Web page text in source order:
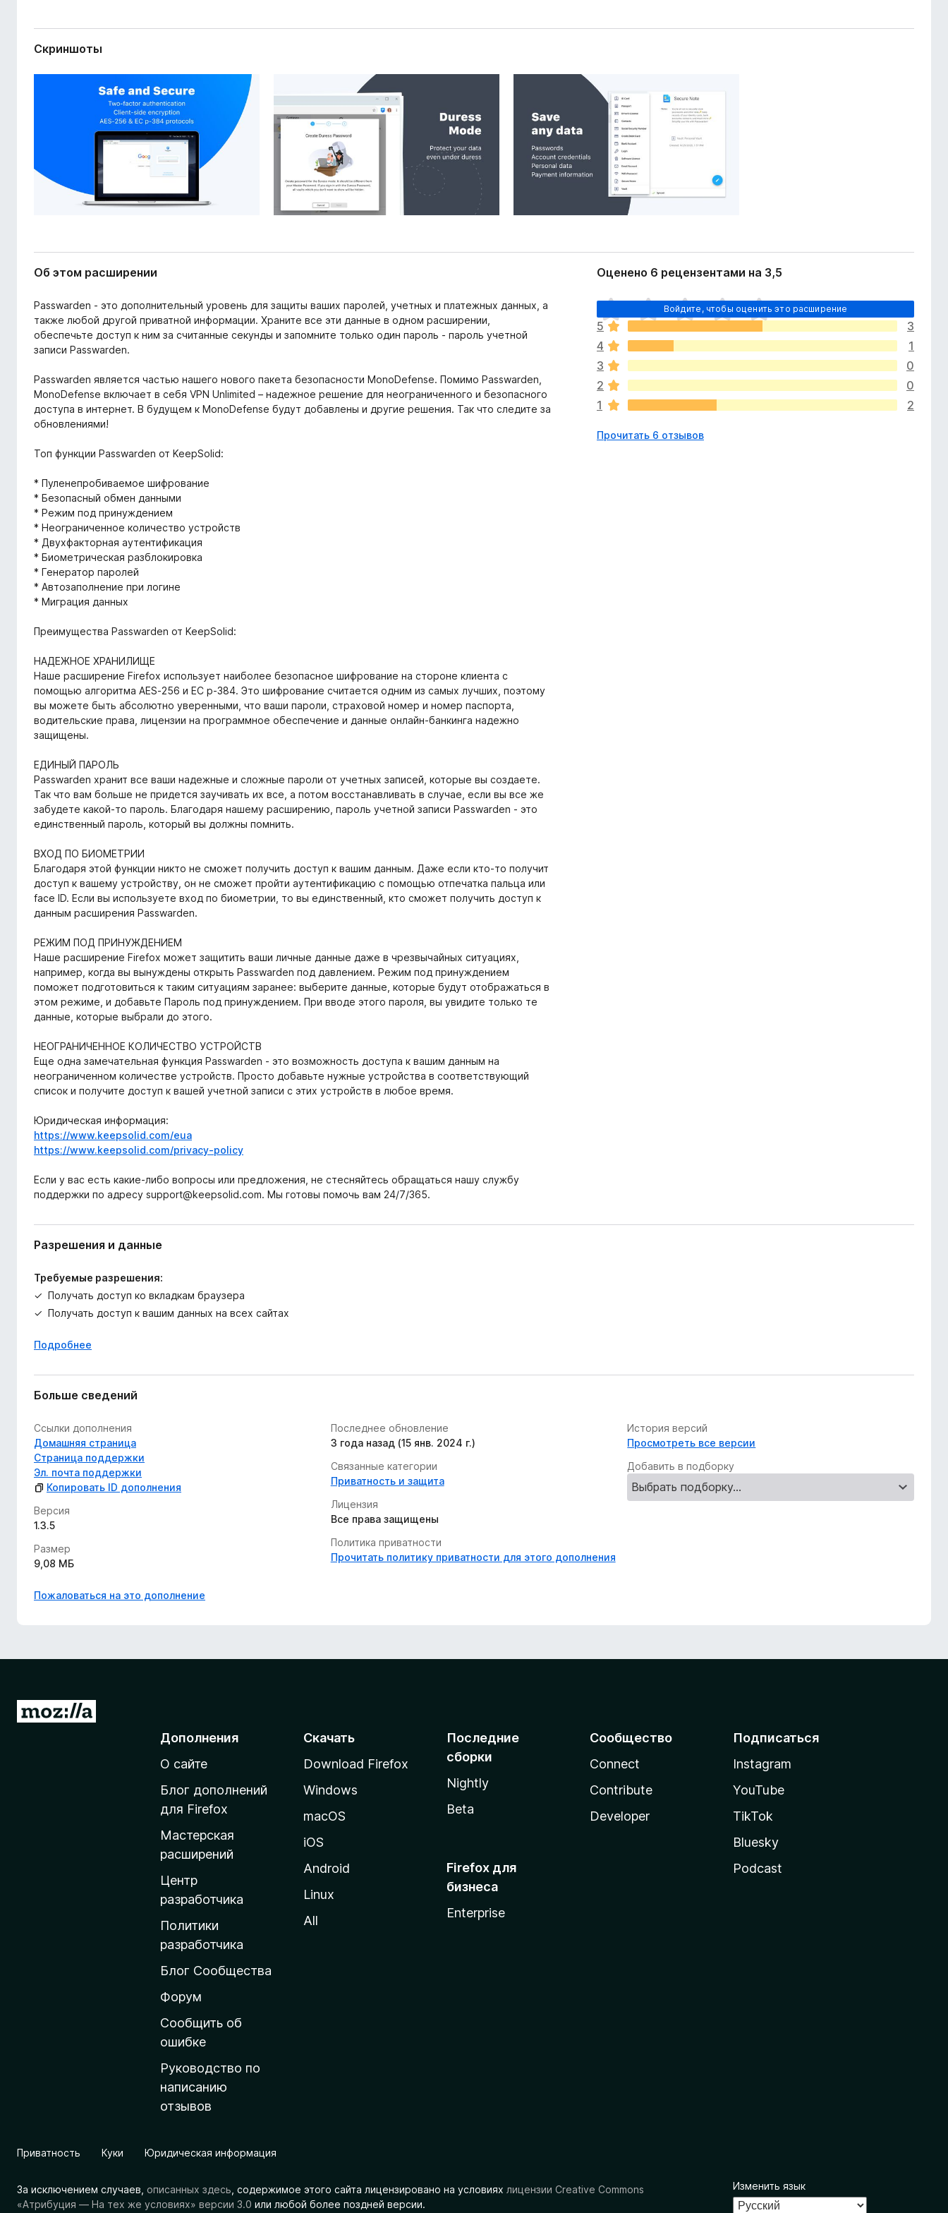
е
и
Скриншоты
Об этом расширении
Passwarden - это дополнительный уровень для защиты ваших паролей, учетных и платежных данных, а
также любой другой приватной информации. Храните все эти данные в одном расширении,
обеспечьте доступ к ним за считанные секунды и запомните только один пароль - пароль учетной
записи Passwarden.
Passwarden является частью нашего нового пакета безопасности MonoDefense. Помимо Passwarden,
MonoDefense включает в себя VPN Unlimited – надежное решение для неограниченного и безопасного
доступа в интернет. В будущем к MonoDefense будут добавлены и другие решения. Так что следите за
обновлениями!
Топ функции Passwarden от KeepSolid:
* Пуленепробиваемое шифрование
* Безопасный обмен данными
* Режим под принуждением
* Неограниченное количество устройств
* Двухфакторная аутентификация
* Биометрическая разблокировка
* Генератор паролей
* Автозаполнение при логине
* Миграция данных
Преимущества Passwarden от KeepSolid:
НАДЕЖНОЕ ХРАНИЛИЩЕ
Наше расширение Firefox использует наиболее безопасное шифрование на стороне клиента с
помощью алгоритма AES-256 и ЕС р-384. Это шифрование считается одним из самых лучших, поэтому
вы можете быть абсолютно уверенными, что ваши пароли, страховой номер и номер паспорта,
водительские права, лицензии на программное обеспечение и данные онлайн-банкинга надежно
защищены.
ЕДИНЫЙ ПАРОЛЬ
Passwarden хранит все ваши надежные и сложные пароли от учетных записей, которые вы создаете.
Так что вам больше не придется заучивать их все, а потом восстанавливать в случае, если вы все же
забудете какой-то пароль. Благодаря нашему расширению, пароль учетной записи Passwarden - это
единственный пароль, который вы должны помнить.
ВХОД ПО БИОМЕТРИИ
Благодаря этой функции никто не сможет получить доступ к вашим данным. Даже если кто-то получит
доступ к вашему устройству, он не сможет пройти аутентификацию с помощью отпечатка пальца или
face ID. Если вы используете вход по биометрии, то вы единственный, кто сможет получить доступ к
данным расширения Passwarden.
РЕЖИМ ПОД ПРИНУЖДЕНИЕМ
Наше расширение Firefox может защитить ваши личные данные даже в чрезвычайных ситуациях,
например, когда вы вынуждены открыть Passwarden под давлением. Режим под принуждением
поможет подготовиться к таким ситуациям заранее: выберите данные, которые будут отображаться в
этом режиме, и добавьте Пароль под принуждением. При вводе этого пароля, вы увидите только те
данные, которые выбрали до этого.
НЕОГРАНИЧЕННОЕ КОЛИЧЕСТВО УСТРОЙСТВ
Еще одна замечательная функция Passwarden - это возможность доступа к вашим данным на
неограниченном количестве устройств. Просто добавьте нужные устройства в соответствующий
список и получите доступ к вашей учетной записи с этих устройств в любое время.
Юридическая информация:
https://www.keepsolid.com/eua
https://www.keepsolid.com/privacy-policy
Если у вас есть какие-либо вопросы или предложения, не стесняйтесь обращаться нашу службу
поддержки по адресу support@keepsolid.com. Мы готовы помочь вам 24/7/365.
Оценено 6 рецензентами на 3,5
Войдите, чтобы оценить это расширение
О
ц
е
н
о
к
п
о
а
5
3
4
1
3
0
2
0
1
2
Прочитать 6 отзывов
Разрешения и данные
Требуемые разрешения:
Получать доступ ко вкладкам браузера
Получать доступ к вашим данных на всех сайтах
Подробнее
Больше сведений
Ссылки дополнения
Домашняя страница
Страница поддержки
Эл. почта поддержки
Копировать ID дополнения
Версия
1.3.5
Размер
9,08 МБ
Последнее обновление
3 года назад (15 янв. 2024 г.)
Связанные категории
Приватность и защита
Лицензия
Все права защищены
Политика приватности
Прочитать политику приватности для этого дополнения
История версий
Просмотреть все версии
Добавить в подборку
Пожаловаться на это дополнение
П
ц
M
o
Дополнения
О сайте
Блог дополнений
для Firefox
Мастерская
расширений
Центр
разработчика
Политики
разработчика
Блог Сообщества
Форум
Сообщить об
ошибке
Руководство по
написанию
отзывов
Скачать
Download Firefox
Windows
macOS
iOS
Android
Linux
All
Последние
сборки
Nightly
Beta
Firefox для
бизнеса
Enterprise
Сообщество
Connect
Contribute
Developer
Подписаться
Instagram
YouTube
TikTok
Bluesky
Podcast
Приватность Куки Юридическая информация
За исключением случаев, описанных здесь , содержимое этого сайта лицензировано на условиях лицензии Creative Commons
«Атрибуция — На тех же условиях» версии 3.0 или любой более поздней версии.
Изменить язык